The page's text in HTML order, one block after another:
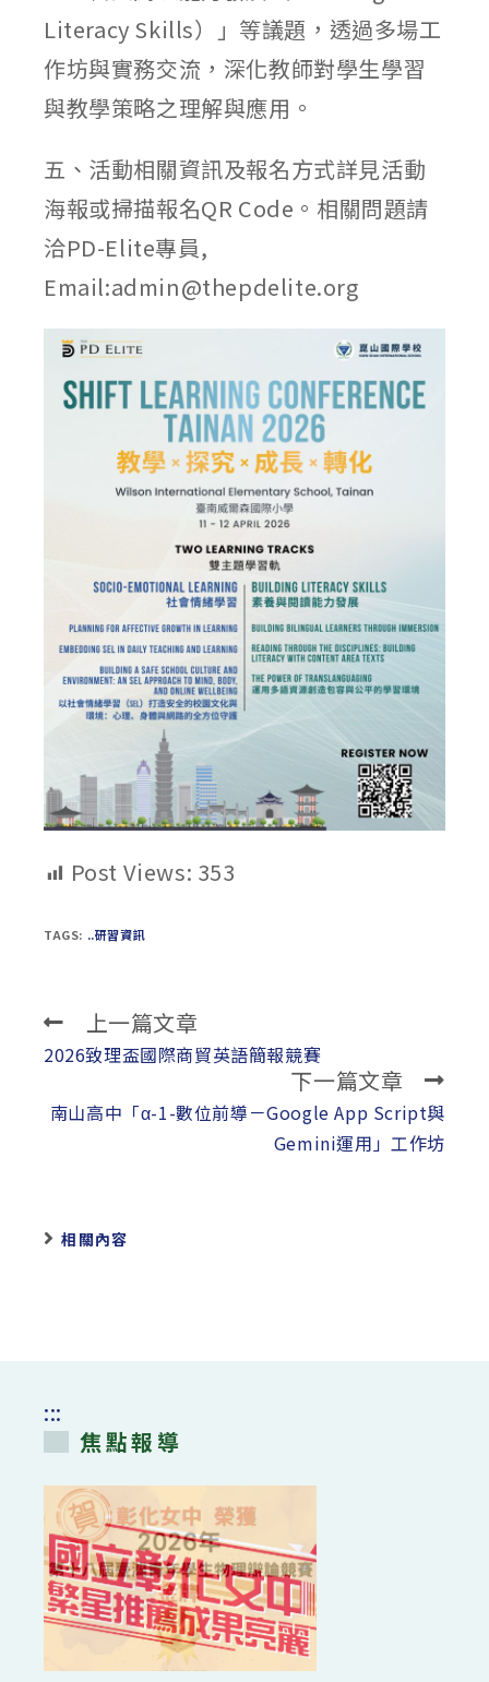
Literacy Skills）」等議題，透過多場工
作坊與實務交流，深化教師對學生學習
與教學策略之理解與應用。
五、活動相關資訊及報名方式詳見活動
海報或掃描報名QR Code。相關問題請
洽PD-Elite專員,
Email:admin@thepdelite.org
Post Views: 353
TAGS: ..研習資訊
Read
more
上一篇文章
2026致理盃國際商貿英語簡報競賽
下一篇文章
南山高中「α-1-數位前導－Google App Script與
Gemini運用」工作坊
相關內容
:::
焦點報導